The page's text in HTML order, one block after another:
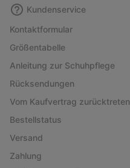
Kundenservice
Kontaktformular
Größentabelle
Anleitung zur Schuhpflege
Rücksendungen
Vom Kaufvertrag zurücktreten
Bestellstatus
Versand
Zahlung